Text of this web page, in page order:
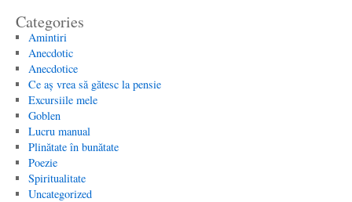
Categories
Amintiri
Anecdotic
Anecdotice
Ce aș vrea să gătesc la pensie
Excursiile mele
Goblen
Lucru manual
Plinătate în bunătate
Poezie
Spiritualitate
Uncategorized